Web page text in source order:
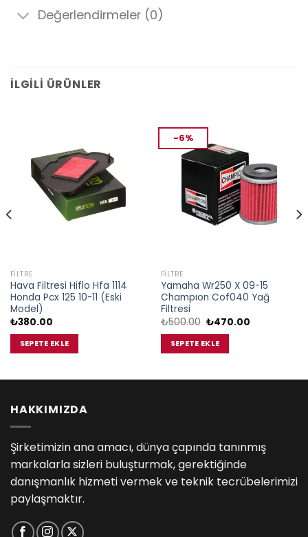
Değerlendirmeler (0)
İLGILI ÜRÜNLER
FILTRE
Hava Filtresi Hiflo Hfa 1114
Honda Pcx 125 10-11 (Eski
Model)
₺380.00
SEPETE EKLE
-6%
FILTRE
Yamaha Wr250 X 09-15
Champıon Cof040 Yağ
Filtresi
₺500.00 Orijinal
₺500.00.
₺470.00Şu
SEPETE EKLE
HAKKIMIZDA
Şirketimizin ana amacı, dünya çapında tanınmış
markalarla sizleri buluşturmak, gerektiğinde
danışmanlık hizmeti vermek ve teknik tecrübelerimizi
paylaşmaktır.